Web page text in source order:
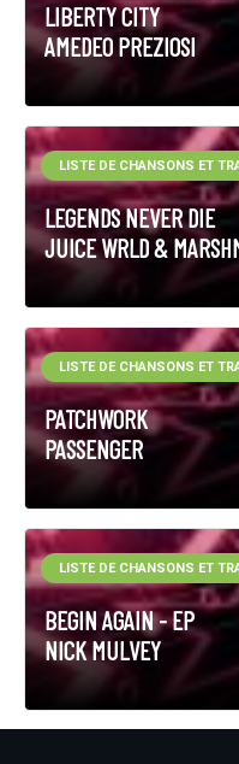
LIBERTY CITY
AMEDEO PREZIOSI
LEGENDS NEVER DIE
JUICE WRLD &
LISTE DE CHANSONS ET
PATCHWORK
PASSENGER
LISTE DE CHANSONS ET
BEGIN AGAIN - EP
NICK MULVEY
LISTE DE CHANSONS ET